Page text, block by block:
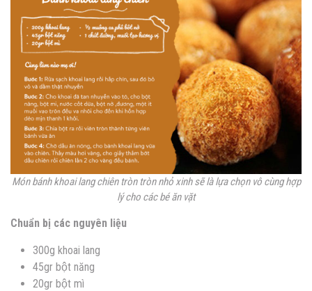
Món bánh khoai lang chiên tròn tròn nhỏ xinh sẽ là lựa chọn vô cùng hợp
lý cho các bé ăn vặt
Chuẩn bị các nguyên liệu
300g khoai lang
45gr bột năng
20gr bột mì